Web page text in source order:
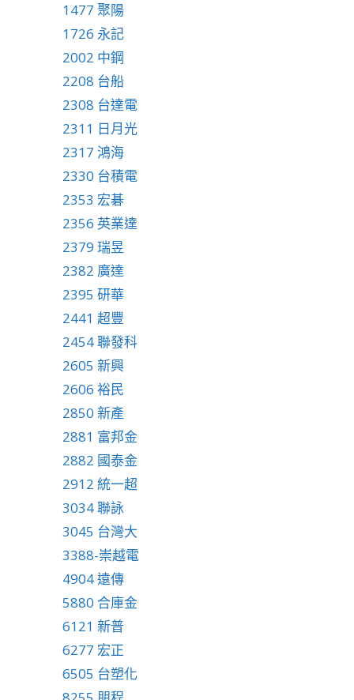
1477 聚陽
1726 永記
2002 中鋼
2208 台船
2308 台達電
2311 日月光
2317 鴻海
2330 台積電
2353 宏碁
2356 英業達
2379 瑞昱
2382 廣達
2395 研華
2441 超豐
2454 聯發科
2605 新興
2606 裕民
2850 新產
2881 富邦金
2882 國泰金
2912 統一超
3034 聯詠
3045 台灣大
3388-崇越電
4904 遠傳
5880 合庫金
6121 新普
6277 宏正
6505 台塑化